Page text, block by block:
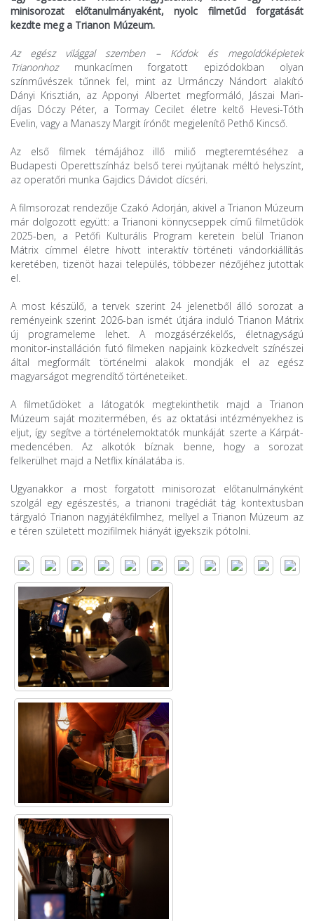
minisorozat előtanulmányaként, nyolc filmetűdforgatását
kezdte meg a Trianon Múzeum.
Az egész világgal szemben – Kódok és megoldóképletek
Trianonhoz munkacímen forgatott epizódokban olyan
színművészek tűnnek fel, mint az Urmánczy Nándort alakító
Dányi Krisztián, az Apponyi Albertet megformáló, Jászai Mari-
díjas Dóczy Péter, a Tormay Cecilet életre keltő Hevesi-Tóth
Evelin, vagy a Manaszy Margit írónőt megjelenítő Pethő Kincső.
Az első filmek témájához illő miliő megteremtéséhez a
Budapesti Operettszínház belső terei nyújtanak méltó helyszínt,
az operatőri munka Gajdics Dávidot dícséri.
A filmsorozat rendezője Czakó Adorján, akivel a Trianon Múzeum
már dolgozott együtt: a Trianoni könnycseppek című filmetűdök
2025-ben, a Petőfi Kulturális Program keretein belül Trianon
Mátrix címmel életre hívott interaktív történeti vándorkiállítás
keretében, tizenöt hazai település, többezer nézőjéhez jutottak
el.
A most készülő, a tervek szerint 24 jelenetből álló sorozat a
reményeink szerint 2026-ban ismét útjára induló Trianon Mátrix
új programeleme lehet. A mozgásérzékelős, életnagyságú
monitor-installáción futó filmeken napjaink közkedvelt színészei
által megformált történelmi alakok mondják el az egész
magyarságot megrendítő történeteiket.
A filmetűdöket a látogatók megtekinthetik majd a Trianon
Múzeum saját mozitermében, és az oktatási intézményekhez is
eljut, így segítve a történelemoktatók munkáját szerte a Kárpát-
medencében. Az alkotók bíznak benne, hogy a sorozat
felkerülhet majd a Netflix kínálatába is.
Ugyanakkor a most forgatott minisorozat előtanulmányként
szolgál egy egészestés, a trianoni tragédiát tág kontextusban
tárgyaló Trianon nagyjátékfilmhez, mellyel a Trianon Múzeum az
e téren született mozifilmek hiányát igyekszik pótolni.